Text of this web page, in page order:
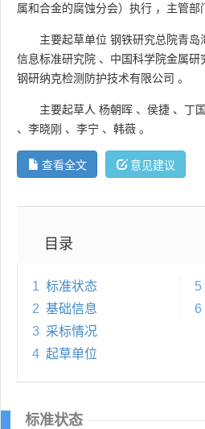
属和合金的腐蚀分会）执行 ，主管部
主要起草单位 钢铁研究总院青岛
信息标准研究院 、 中国科学院金属研
钢研纳克检测防护技术有限公司 。
主要起草人 杨朝晖 、 侯捷 、 丁
、 李晓刚 、 李宁 、 韩薇 。
查看全文 意见建议
目录
1 标准状态
2 基础信息
3 采标情况
4 起草单位
5
6
标准状态